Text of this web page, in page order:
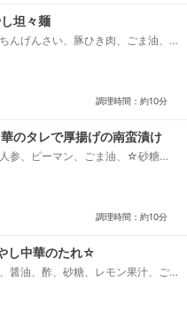
坦々麺
んげんさい、豚ひき肉、ごま油、
にんにく、⚫おろししょうが、⚪
調理時間：約10分
のタレで厚揚げの南蛮漬け
参、ピーマン、ごま油、☆砂糖、
調理時間：約10分
し中華のたれ☆
醤油、酢、砂糖、レモン果汁、ご
りおろししょうが